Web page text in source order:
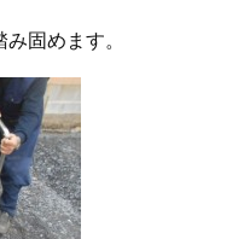
固めます。